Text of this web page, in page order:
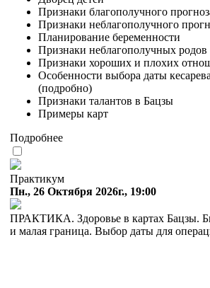
Признаки благополучного
Признаки неблагополучного
Планирование беременности
Признаки неблагополучных родов
Признаки хороших и плохих
Особенности выбора даты
(подробно)
Признаки талантов в Бацзы
Примеры карт
Подробнее
Практикум
Пн., 26 Октября 2026г., 19:00
ПРАКТИКА. Здоровье в картах Бацзы.
и малая граница. Выбор даты для